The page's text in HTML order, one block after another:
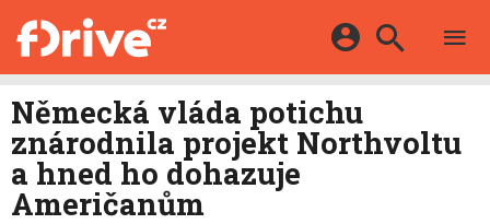
KATALOG
MAPA STANIC
VIDEA
HYBRIDY
E-MOTORSPORT
OSTATNÍ
SERIÁLY
Facebook Google
Twitter
Německá vláda potichu
znárodnila projekt Northvoltu
a hned ho dohazuje
Američanům